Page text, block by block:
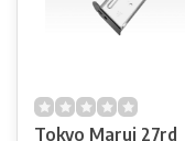
Tokyo Marui 27rd